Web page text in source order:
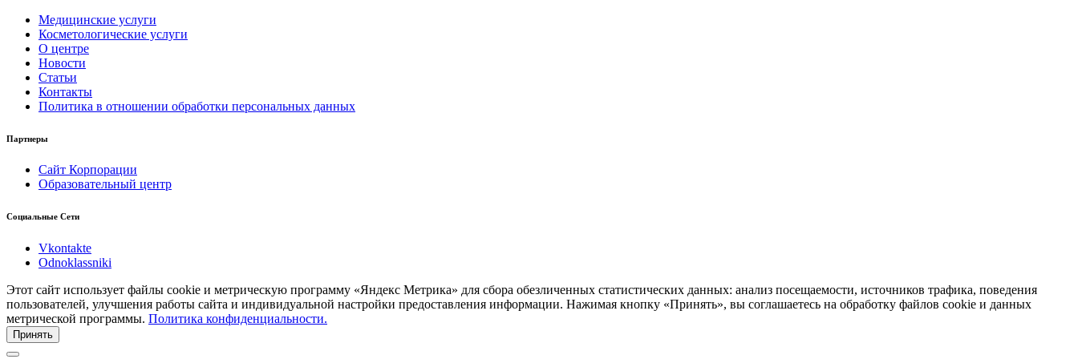
Медицинские услуги
Косметологические услуги
О центре
Новости
Статьи
Контакты
Политика в отношении обработки персональных данных
Партнеры
Сайт Корпорации
Образовательный центр
Социальные Сети
Vkontakte
Odnoklassniki
Этот сайт использует файлы cookie и метрическую программу «Яндекс Метрика» для сбора обезличенных статистических данных: анализ посещаемости, источников трафика, поведения
пользователей, улучшения работы сайта и индивидуальной настройки предоставления информации. Нажимая кнопку «Принять», вы соглашаетесь на обработку файлов cookie и данных
метрической программы. Политика конфиденциальности.
Принять